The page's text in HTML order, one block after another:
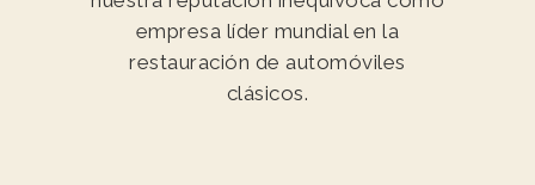
empresa líder mundial en la
restauración de automóviles
clásicos.